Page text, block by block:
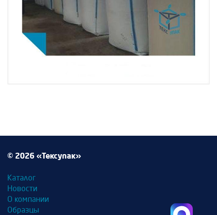
© 2026 «Тексупак»
Каталог
Новости
О компании
Образцы